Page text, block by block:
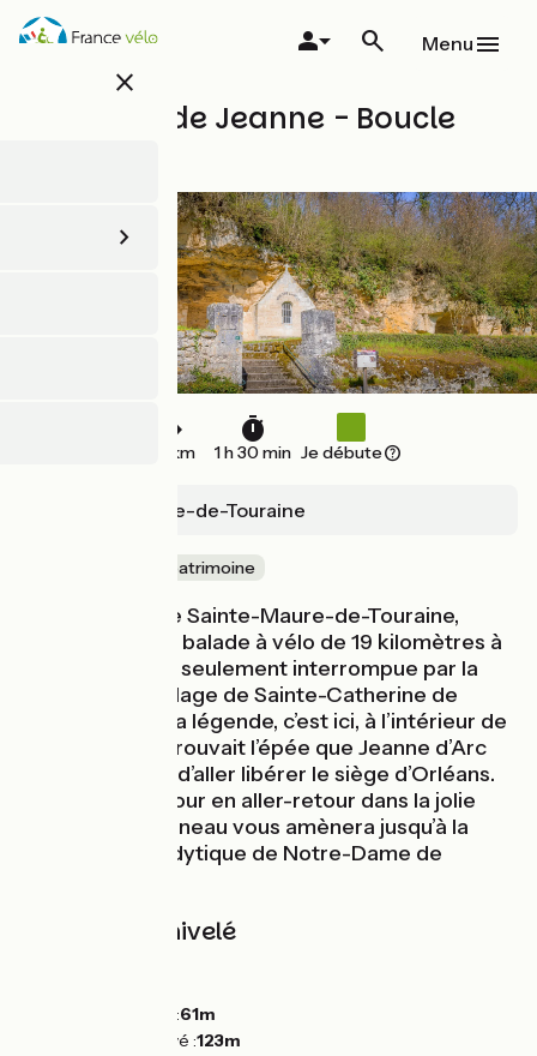
Aller
au
close
Menu
La boucle de Jeanne - Boucle
26 km 1 h 30 min Je débute
Sainte-Maure-de-Touraine
Nature & petit patrimoine
Une fois sorti de Sainte-Maure-de-Touraine,
partez pour une balade à vélo de 19 kilomètres à
travers champs seulement interrompue par la
traversée du village de Sainte-Catherine de
Fierbois. Selon la légende, c’est ici, à l’intérieur de
l’église, que se trouvait l’épée que Jeanne d’Arc
récupéra avant d’aller libérer le siège d’Orléans.
Plus loin, un détour en aller-retour dans la jolie
vallée de Courtineau vous amènera jusqu’à la
chapelle troglodytique de Notre-Dame de
Pentes et dénivelé
Point le plus bas :61m
Point le plus élevé :123m